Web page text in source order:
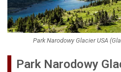
Park Narodowy Glacier USA
Park Narodowy